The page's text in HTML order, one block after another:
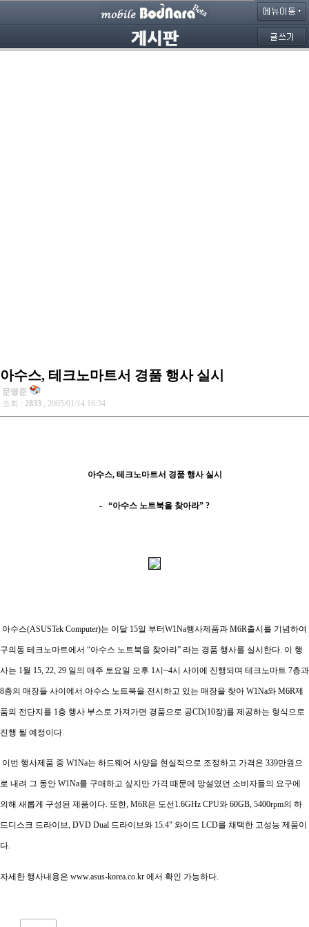
아수스, 테크노마트서 경품 행사 실시
문영준
조회 : 2833 , 2005/01/14 16:34
아수스, 테크노마트서 경품 행사 실시
- “아수스 노트북을 찾아라” ?
아수스(ASUSTek Computer)는 이달 15일 부터W1Na행사제품과 M6R출시를 기념하여
구의동 테크노마트에서 “아수스 노트북을 찾아라” 라는 경품 행사를 실시한다. 이 행
사는 1월 15, 22, 29 일의 매주 토요일 오후 1시~4시 사이에 진행되며 테크노마트 7층과
8층의 매장들 사이에서 아수스 노트북을 전시하고 있는 매장을 찾아 W1Na와 M6R제
품의 전단지를 1층 행사 부스로 가져가면 경품으로 공CD(10장)를 제공하는 형식으로
진행 될 예정이다.
이번 행사제품 중 W1Na는 하드웨어 사양을 현실적으로 조정하고 가격은 339만원으
로 내려 그 동안 W1Na를 구매하고 싶지만 가격 때문에 망설였던 소비자들의 요구에
의해 새롭게 구성된 제품이다. 또한, M6R은 도선1.6GHz CPU와 60GB, 5400rpm의 하
드디스크 드라이브, DVD Dual 드라이브와 15.4" 와이드 LCD를 채택한 고성능 제품이
다.
자세한 행사내용은 www.asus-korea.co.kr 에서 확인 가능하다.